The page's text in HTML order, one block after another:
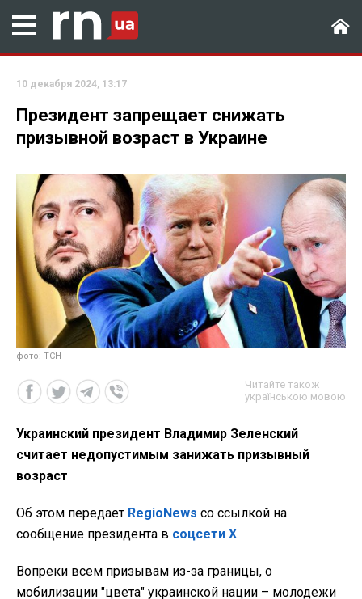
10 декабря 2024, 13:17
Президент запрещает снижать
призывной возраст в Украине
фото: ТСН
Читайте також
українською мовою
Украинский президент Владимир Зеленский
считает недопустимым занижать призывный
возраст
Об этом передает RegioNews со ссылкой на
сообщение президента в соцсети Х.
Вопреки всем призывам из-за границы, о
мобилизации "цвета" украинской нации – молодежи